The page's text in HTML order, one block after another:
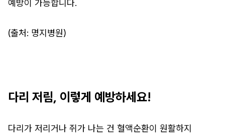
예방이 가능합니다.
(출처: 명지병원)
다리 저림, 이렇게 예방하세요!
다리가 저리거나 쥐가 나는 건 혈액순환이 원활하지